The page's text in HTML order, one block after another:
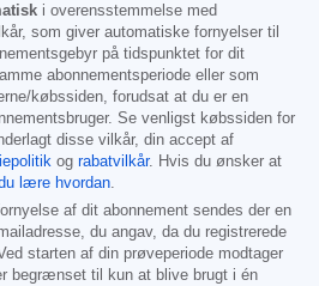
i overensstemmelse med
som giver automatiske fornyelser til
på tidspunktet for dit
abonnementsperiode eller som
købssiden, forudsat at du er en
Se venligst købssiden for
disse vilkår, din accept af
og rabatvilkår. Hvis du ønsker at
lære hvordan.
af dit abonnement sendes der en
du angav, da du registrerede
starten af din prøveperiode modtager
begrænset til kun at blive brugt i én